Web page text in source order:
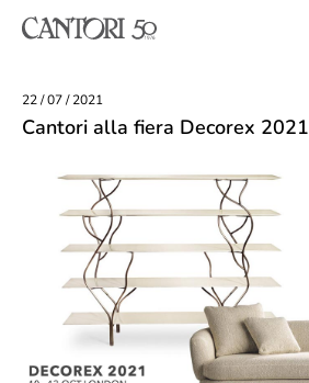
22 / 07 / 2021
Cantori alla fiera Decorex 2021